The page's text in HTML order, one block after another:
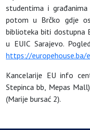
studentima i
potom u Brčko gdje
biblioteka biti dostupna
u EUIC Sarajevo.
https://europehouse.ba/
Kancelarije EU info
Stepinca bb, Mepas
(Marije bursać 2).